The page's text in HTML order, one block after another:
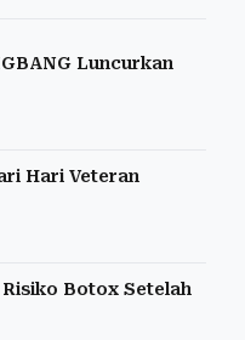
Luncurkan
Hari Veteran
Botox Setelah